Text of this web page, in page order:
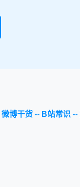
微博干货 -- B站常识 --